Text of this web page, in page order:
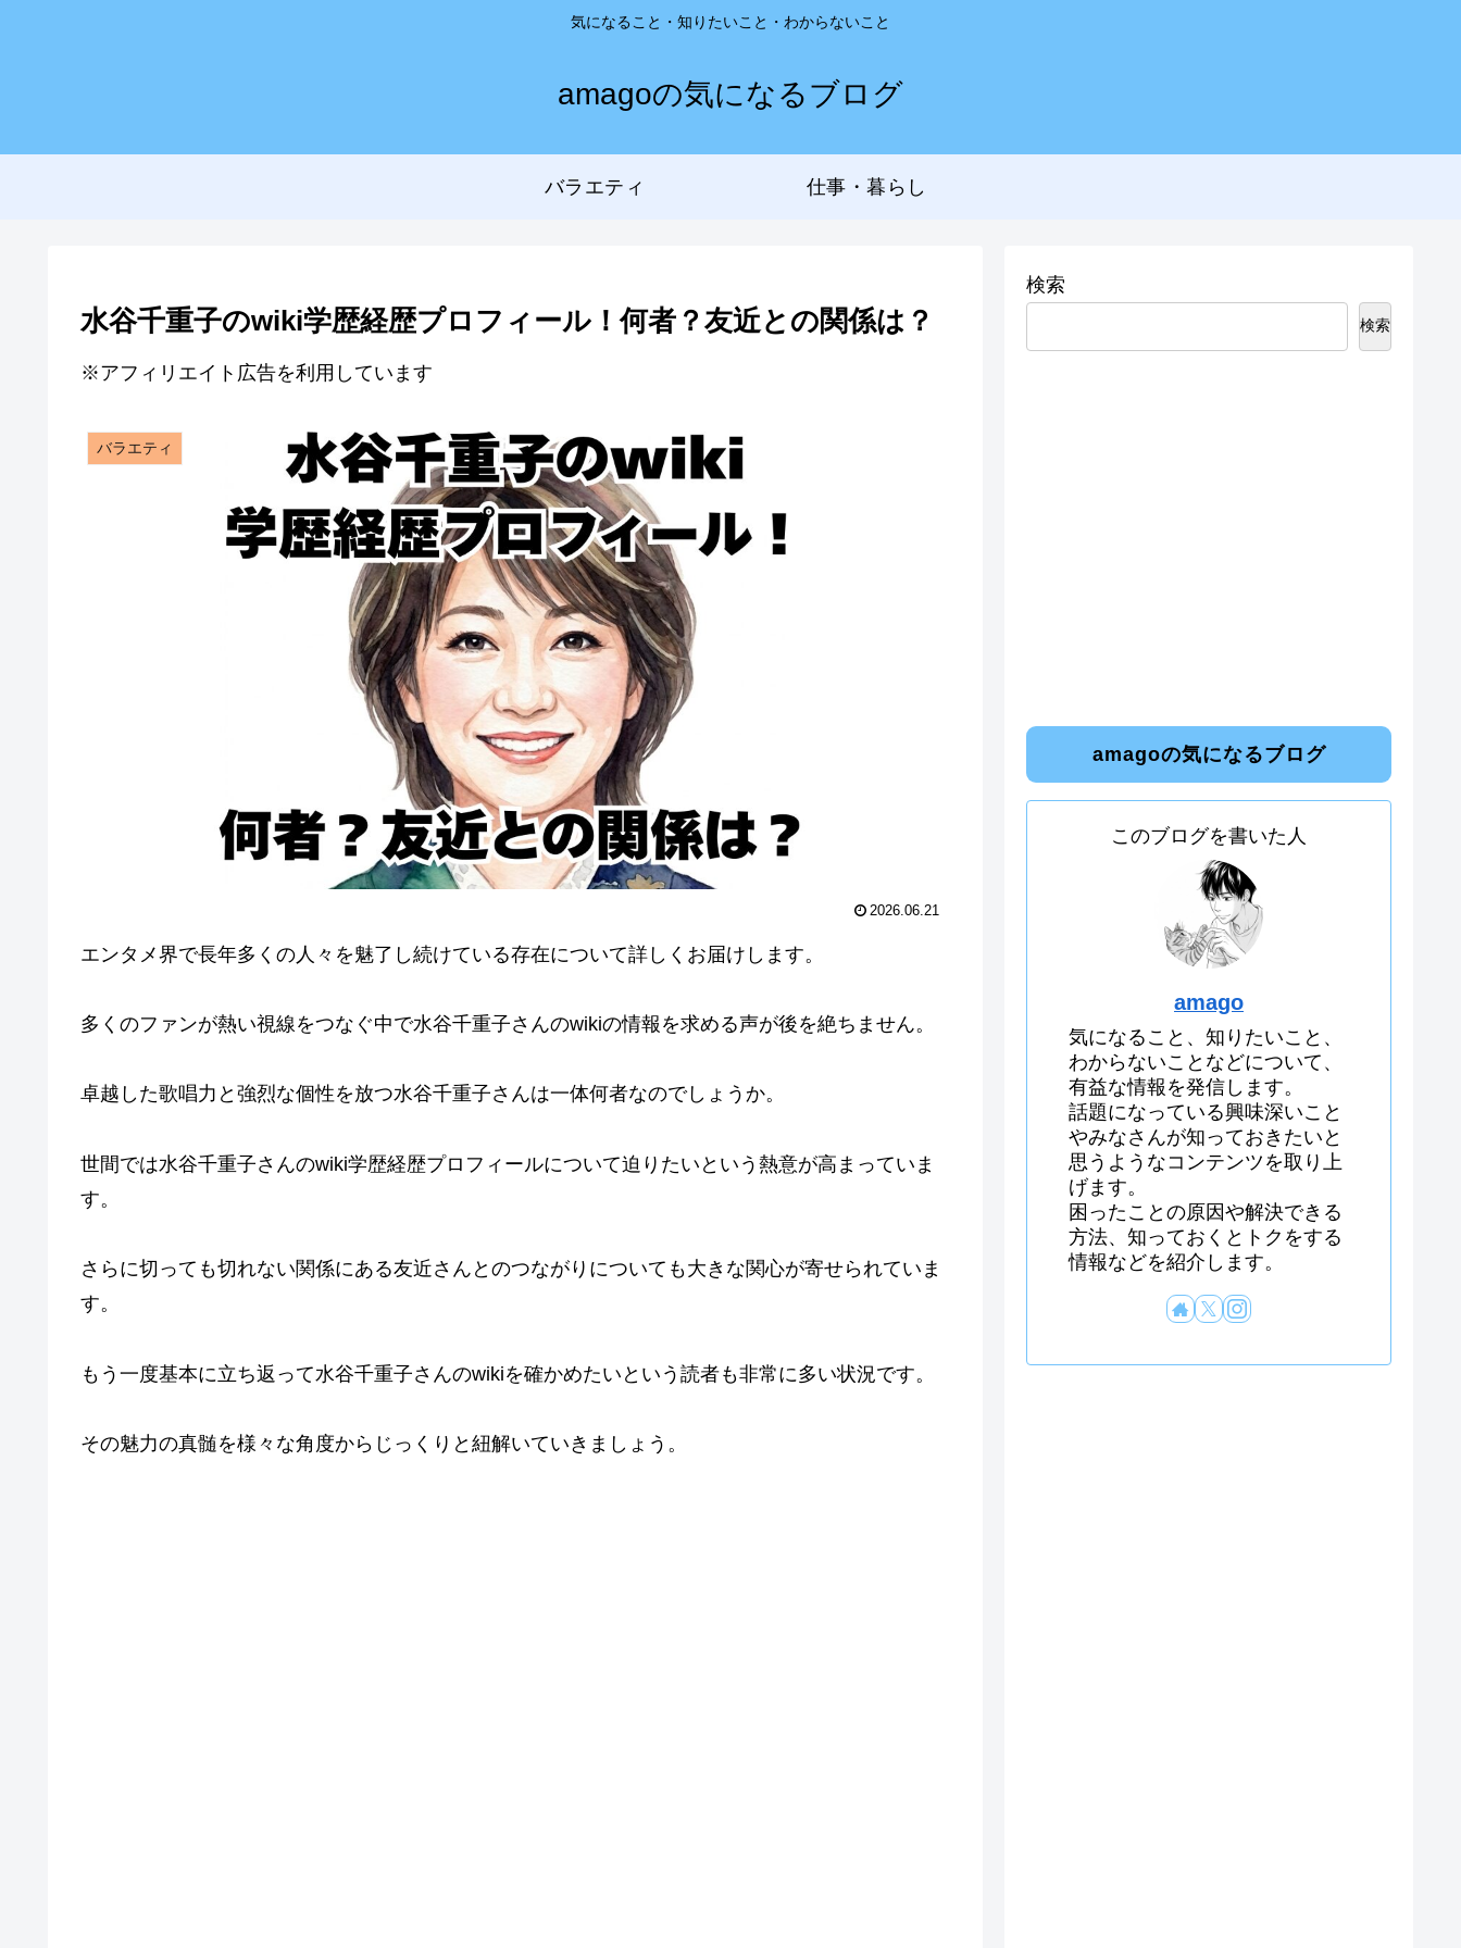
気になること・知りたいこと・わからないこと
amagoの気になるブログ
バラエティ 仕事・暮らし
水谷千重子のwiki学歴経歴プロフィール！何者？友近との関係は？
※アフィリエイト広告を利用しています
バラエティ
2026.06.21
エンタメ界で長年多くの人々を魅了し続けている存在について詳しくお届けします。
多くのファンが熱い視線をつなぐ中で水谷千重子さんのwikiの情報を求める声が後を絶ちません。
卓越した歌唱力と強烈な個性を放つ水谷千重子さんは一体何者なのでしょうか。
世間では水谷千重子さんのwiki学歴経歴プロフィールについて迫りたいという熱意が高まっていま
す。
さらに切っても切れない関係にある友近さんとのつながりについても大きな関心が寄せられていま
す。
もう一度基本に立ち返って水谷千重子さんのwikiを確かめたいという読者も非常に多い状況です。
その魅力の真髄を様々な角度からじっくりと紐解いていきましょう。
検索
検索
amagoの気になるブログ
このブログを書いた人
amago
気になること、知りたいこと、
わからないことなどについて、
有益な情報を発信します。
話題になっている興味深いこと
やみなさんが知っておきたいと
思うようなコンテンツを取り上
げます。
困ったことの原因や解決できる
方法、知っておくとトクをする
情報などを紹介します。